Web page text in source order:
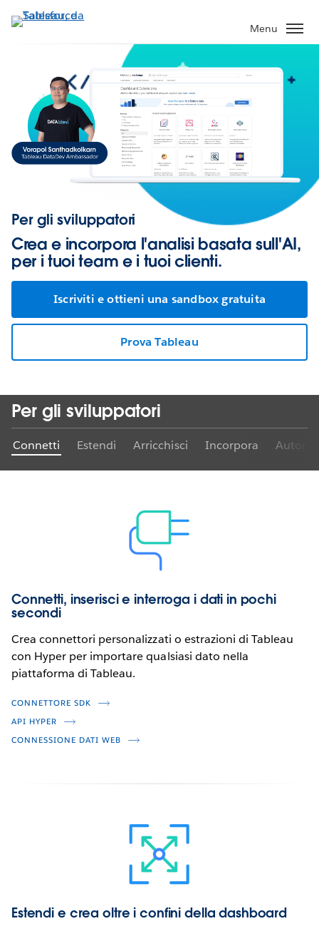
Passa
Menu
Per gli sviluppatori
Crea e incorpora l'analisi basata sull'AI,
per i tuoi team e i tuoi clienti.
Iscriviti e ottieni una sandbox gratuita
Prova Tableau
Per gli sviluppatori
Connetti Estendi Arricchisci Incorpora
Connetti, inserisci e interroga i dati in pochi
secondi
Crea connettori personalizzati o estrazioni di Tableau
con Hyper per importare qualsiasi dato nella
piattaforma di Tableau.
CONNETTORE SDK
API HYPER
CONNESSIONE DATI WEB
Estendi e crea oltre i confini della dashboard